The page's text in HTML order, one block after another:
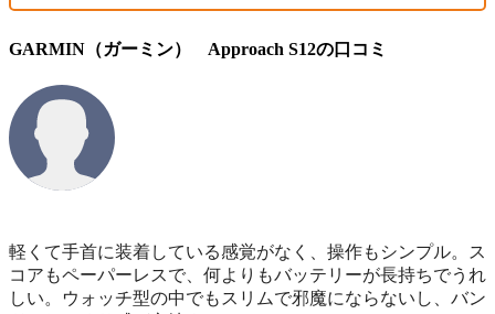
GARMIN（ガーミン） Approach S12の口コミ
軽くて手首に装着している感覚がなく、操作もシンプル。ス
コアもペーパーレスで、何よりもバッテリーが長持ちでうれ
しい。ウォッチ型の中でもスリムで邪魔にならないし、バン